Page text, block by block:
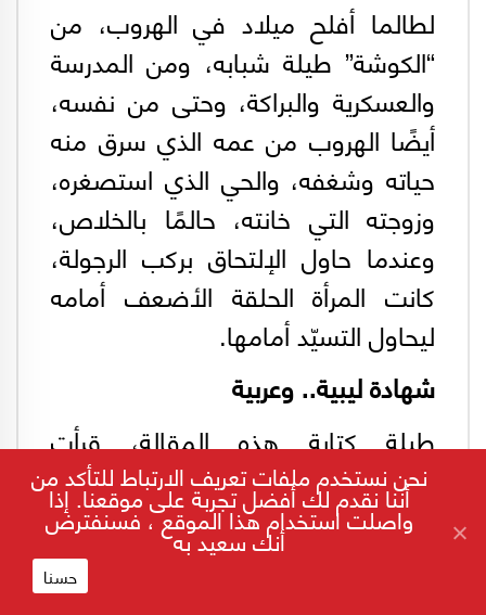
لطالما أفلح ميلاد في الهروب، من
“الكوشة” طيلة شبابه، ومن المدرسة
والعسكرية والبراكة، وحتى من نفسه،
أيضًا الهروب من عمه الذي سرق منه
حياته وشغفه، والحي الذي استصغره،
وزوجته التي خانته، حالمًا بالخلاص،
وعندما حاول الإلتحاق بركب الرجولة،
كانت المرأة الحلقة الأضعف أمامه
ليحاول التسيّد أمامها.
شهادة ليبية.. وعربية
طيلة كتابة هذه المقالة، قرأت
مراجعات لكتّاب ونقاد عرب اجمعوا
جميعهم على أنّ ميلاد ينتصر للحرية
في وجه أفكار المجتمع القاتلة، ولكن
خلافًا لذلك، فإن ميلاد نفسه يدعّم
نحن نستخدم ملفات تعريف الارتباط للتأكد من
أننا نقدم لك أفضل تجربة على موقعنا. إذا
واصلت استخدام هذا الموقع ، فسنفترض
أنك سعيد به
حسنا